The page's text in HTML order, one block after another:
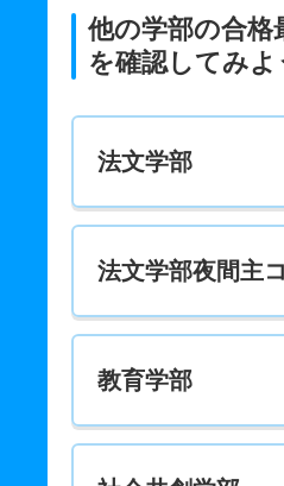
他の学部の合格
を確認してみよ
法文学部
法文学部夜間主
教育学部